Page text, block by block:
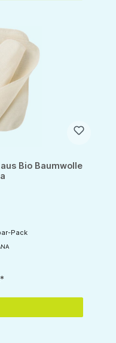
Bio Baumwolle
Pack